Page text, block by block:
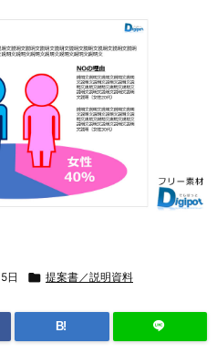
日  提案書／説明資料
B!